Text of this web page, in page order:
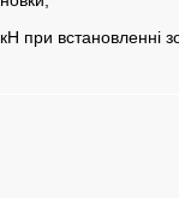
при встановленні